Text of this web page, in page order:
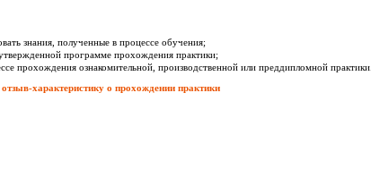
знания, полученные в процессе обучения;
программе прохождения практики;
прохождения ознакомительной, производственной или преддипломной практики.
отзыв-характеристику о прохождении практики